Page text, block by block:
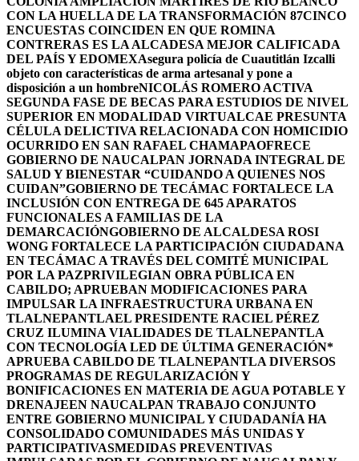
CON LA HUELLA DE LA TRANSFORMACIÓN 87CINCO
ENCUESTAS COINCIDEN EN QUE ROMINA
CONTRERAS ES LA ALCADESA MEJOR CALIFICADA
DEL PAÍS Y EDOMEXAsegura policía de Cuautitlán Izcalli
objeto con características de arma artesanal y pone a
disposición a un hombreNICOLÁS ROMERO ACTIVA
SEGUNDA FASE DE BECAS PARA ESTUDIOS DE NIVEL
SUPERIOR EN MODALIDAD VIRTUALCAE PRESUNTA
CÉLULA DELICTIVA RELACIONADA CON HOMICIDIO
OCURRIDO EN SAN RAFAEL CHAMAPAOFRECE
GOBIERNO DE NAUCALPAN JORNADA INTEGRAL DE
SALUD Y BIENESTAR “CUIDANDO A QUIENES NOS
CUIDAN”GOBIERNO DE TECÁMAC FORTALECE LA
INCLUSIÓN CON ENTREGA DE 645 APARATOS
FUNCIONALES A FAMILIAS DE LA
DEMARCACIÓNGOBIERNO DE ALCALDESA ROSI
WONG FORTALECE LA PARTICIPACIÓN CIUDADANA
EN TECÁMAC A TRAVÉS DEL COMITÉ MUNICIPAL
POR LA PAZPRIVILEGIAN OBRA PÚBLICA EN
CABILDO; APRUEBAN MODIFICACIONES PARA
IMPULSAR LA INFRAESTRUCTURA URBANA EN
TLALNEPANTLAEL PRESIDENTE RACIEL PÉREZ
CRUZ ILUMINA VIALIDADES DE TLALNEPANTLA
CON TECNOLOGÍA LED DE ÚLTIMA GENERACIÓN*
APRUEBA CABILDO DE TLALNEPANTLA DIVERSOS
PROGRAMAS DE REGULARIZACIÓN Y
BONIFICACIONES EN MATERIA DE AGUA POTABLE Y
DRENAJEEN NAUCALPAN TRABAJO CONJUNTO
ENTRE GOBIERNO MUNICIPAL Y CIUDADANÍA HA
CONSOLIDADO COMUNIDADES MÁS UNIDAS Y
PARTICIPATIVASMEDIDAS PREVENTIVAS